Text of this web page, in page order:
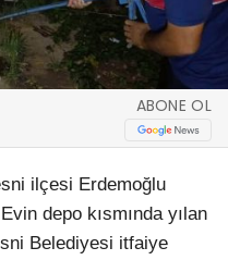
ABONE OL
ilçesi Erdemoğlu
depo kısmında yılan
Belediyesi itfaiye